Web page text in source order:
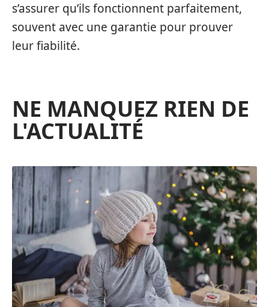
s’assurer qu’ils fonctionnent parfaitement,
souvent avec une garantie pour prouver
leur fiabilité.
NE MANQUEZ RIEN DE
L'ACTUALITÉ